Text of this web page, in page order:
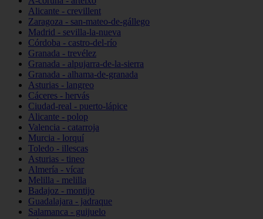
Alicante - crevillent
Zaragoza - san-mateo-de-gállego
Madrid - sevilla-la-nueva
Córdoba - castro-del-río
Granada - trevélez
Granada - alpujarra-de-la-sierra
Granada - alhama-de-granada
Asturias - langreo
Cáceres - hervás
Ciudad-real - puerto-lápice
Alicante - polop
Valencia - catarroja
Murcia - lorquí
Toledo - illescas
Asturias - tineo
Almería - vícar
Melilla - melilla
Badajoz - montijo
Guadalajara - jadraque
Salamanca - guijuelo